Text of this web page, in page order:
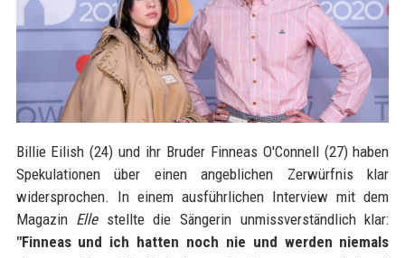
Billie Eilish (24) und ihr Bruder Finneas O'Connell (27) haben
Spekulationen über einen angeblichen Zerwürfnis klar
widersprochen. In einem ausführlichen Interview mit dem
Magazin Ellestellte die Sängerin unmissverständlich klar:
"Finneas und ich hatten noch nie und werden niemals